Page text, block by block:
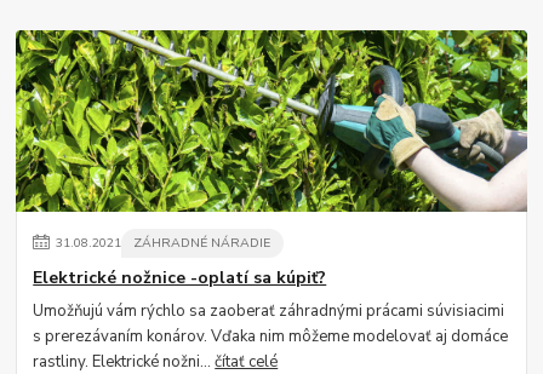
31.08.2021 ZÁHRADNÉ NÁRADIE
Elektrické nožnice -oplatí sa kúpiť?
Umožňujú vám rýchlo sa zaoberať záhradnými prácami súvisiacimi
s prerezávaním konárov. Vďaka nim môžeme modelovať aj domáce
rastliny. Elektrické nožni...čítať celé